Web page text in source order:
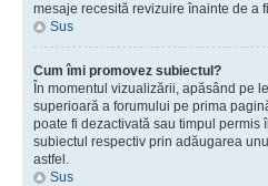
mesaje recesită revizuire înainte de a
Sus
Cum îmi promovez subiectul?
În momentul vizualizării, apăsând pe
superioară a forumului pe prima
poate fi dezactivată sau timpul permis
subiectul respectiv prin adăugarea
astfel.
Sus